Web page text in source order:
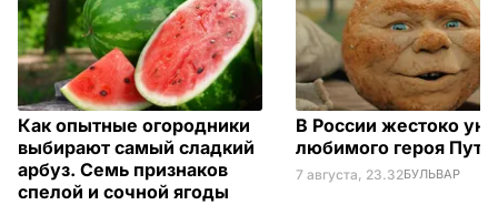
Как опытные огородники
выбирают самый сладкий
арбуз. Семь признаков
спелой и сочной ягоды
В России жестоко
любимого героя
7 августа, 23.32БУЛЬВАР